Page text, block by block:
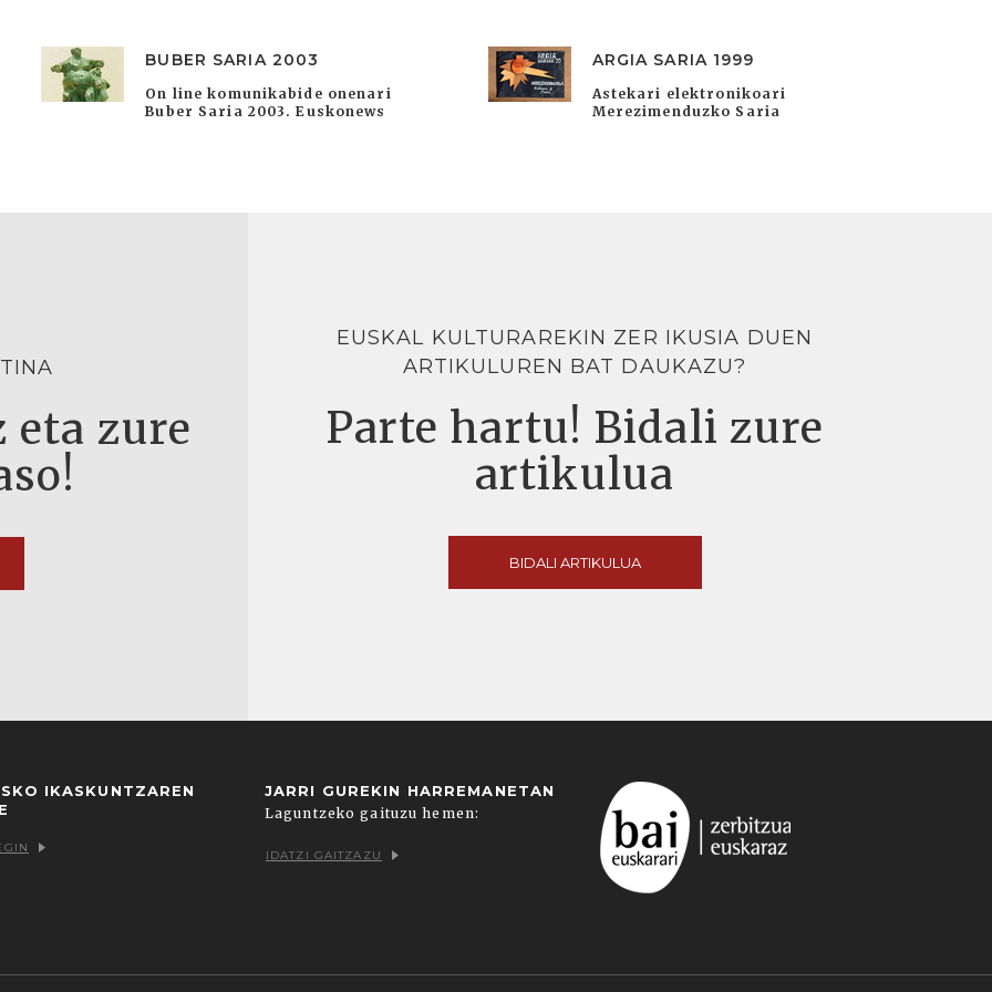
BUBER SARIA 2003
On line komunikabide onenari
Buber Saria 2003. Euskonews
ARGIA SARIA 1999
Astekari elektronikoari
Merezimenduzko Saria
eta zure
EUSKAL KULTURAREKIN ZER IKUSIA DUEN
ARTIKULUREN BAT DAUKAZU?
Parte hartu! Bidali zure
artikulua
BIDALI ARTIKULUA
IKASKUNTZAREN
JARRI GUREKIN HARREMANETAN
Laguntzeko gaituzu hemen:
IDATZI GAITZAZU